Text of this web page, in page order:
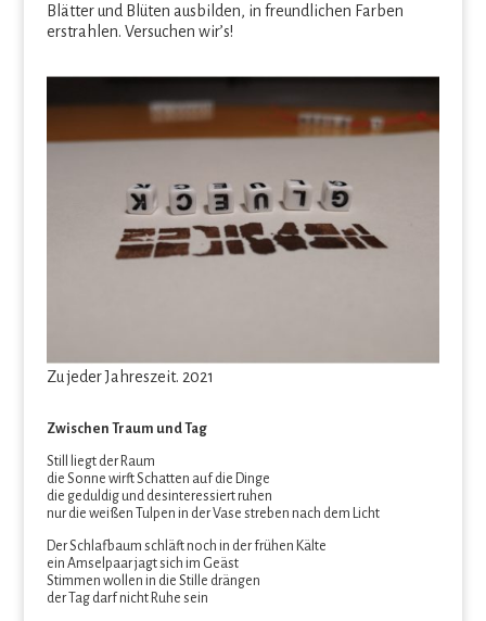
Blätter und Blüten ausbilden, in freundlichen Farben
erstrahlen. Versuchen wir’s!
Zu jeder Jahreszeit. 2021
Zwischen Traum und Tag
Still liegt der Raum
die Sonne wirft Schatten auf die Dinge
die geduldig und desinteressiert ruhen
nur die weißen Tulpen in der Vase streben nach dem Licht
Der Schlafbaum schläft noch in der frühen Kälte
ein Amselpaar jagt sich im Geäst
Stimmen wollen in die Stille drängen
der Tag darf nicht Ruhe sein